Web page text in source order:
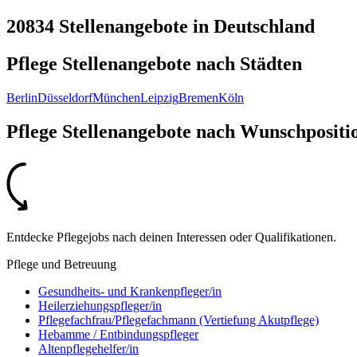
20834 Stellenangebote in Deutschland
Pflege Stellenangebote nach Städten
BerlinDüsseldorfMünchenLeipzigBremenKöln
Pflege Stellenangebote nach
Entdecke Pflegejobs nach deinen Interessen oder Qualifikationen.
Pflege und Betreuung
Gesundheits- und Krankenpfleger/in
Heilerziehungspfleger/in
Pflegefachfrau/Pflegefachmann (Vertiefung Akutpflege)
Hebamme / Entbindungspfleger
Altenpflegehelfer/in